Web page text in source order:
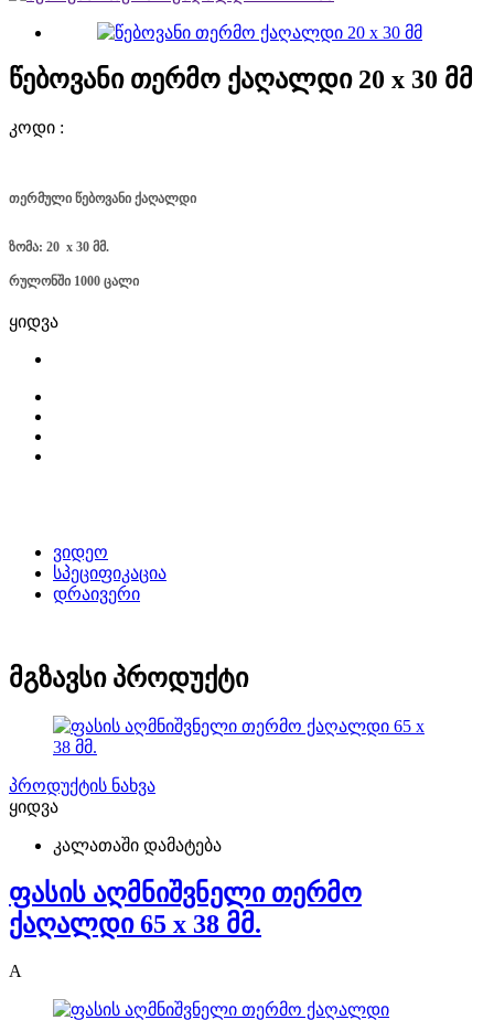
წებოვანი თერმო ქაღალდი 20 x 30 მმ
კოდი :
თერმული წებოვანი ქაღალდი
ზომა: 20 x 30 მმ.
რულონში 1000 ცალი
ყიდვა
ვიდეო
სპეციფიკაცია
დრაივერი
მგზავსი პროდუქტი
პროდუქტის ნახვა
ყიდვა
კალათაში დამატება
ფასის აღმნიშვნელი თერმო
ქაღალდი 65 x 38 მმ.
A